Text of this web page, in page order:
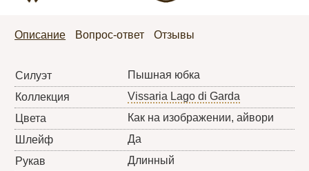
Описание Вопрос-ответ Отзывы
Силуэт
Пышная юбка
Коллекция
Vissaria Lago di Garda
Цвета
Как на изображении, айвори
Шлейф
Да
Рукав
Длинный